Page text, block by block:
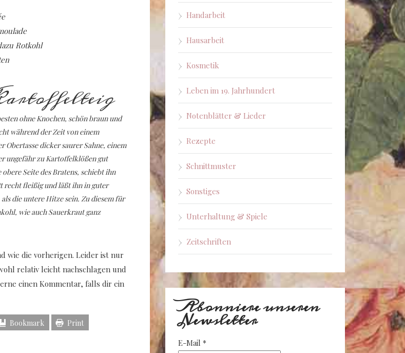
Rotkohl
ohne Knochen, schön braun und
während der Zeit von einem
dicker saurer Sahne, einem
ungefähr zu Kartoffelklößen gut
Seite des Bratens, schiebt ihn
recht fleißig und läßt ihn in guter
die untere Hitze sein. Zu diesem für
wie auch Sauerkraut ganz
wie die vorherigen. Leider ist nur
relativ leicht nachschlagen und
einen Kommentar, falls dir ein
Bookmark
Print
Handarbeit
Hausarbeit
Kosmetik
Leben im 19. Jahrhundert
Notenblätter & Lieder
Rezepte
Schnittmuster
Sonstiges
Unterhaltung & Spiele
Zeitschriften
Abonniere unseren
Newsletter
E-Mail *